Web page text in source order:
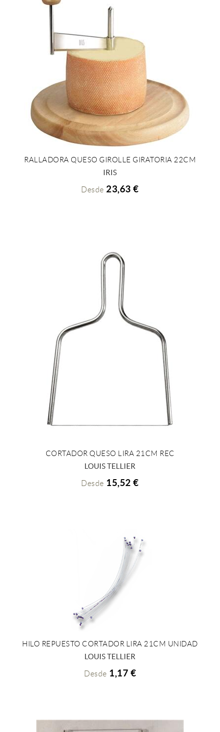
+ INFO
RALLADORA QUESO GIROLLE GIRATORIA 22CM
IRIS
Desde 23,63 €
+ INFO
CORTADOR QUESO LIRA 21CM REC
LOUIS TELLIER
Desde 15,52 €
+ INFO
HILO REPUESTO CORTADOR LIRA 21CM UNIDAD
LOUIS TELLIER
Desde 1,17 €